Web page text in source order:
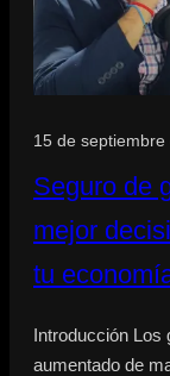
15 de septiembre
Seguro de
mejor
tu
Introducción Los
aumentado de